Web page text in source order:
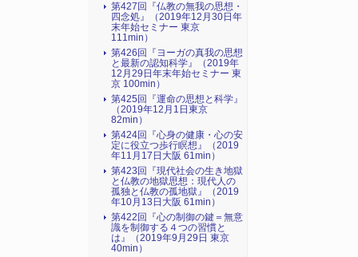
第427回『仏教の無我の思想・
四念処』（2019年12月30日年
末年始セミナー 東京
111min）
第426回『ヨーガの真我の思想
と最新の認知科学』（2019年
12月29日年末年始セミナー 東
京 100min）
第425回『運命の思想と科学』
（2019年12月1日東京
82min）
第424回『心身の健康・心の安
定に役立つ歩行瞑想』（2019
年11月17日大阪 61min）
第423回『現代社会の生き地獄
と仏教の地獄思想：現代人の
孤独と仏教の孤地獄』（2019
年10月13日大阪 61min）
第422回『心の制御の鍵＝無意
識を制御する４つの習慣と
は』（2019年9月29日 東京
40min）